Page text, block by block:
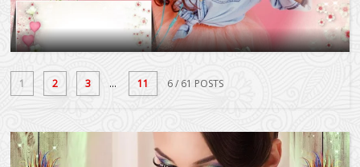
1 2 3 ... 11 6/ 61 POSTS